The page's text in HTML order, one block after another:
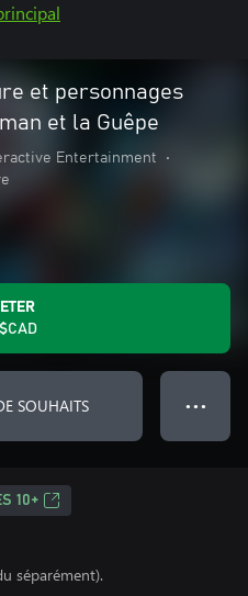
et personnages
et la Guêpe
Entertainment
•
SOUHAITS ● ● ●
10+
séparément).